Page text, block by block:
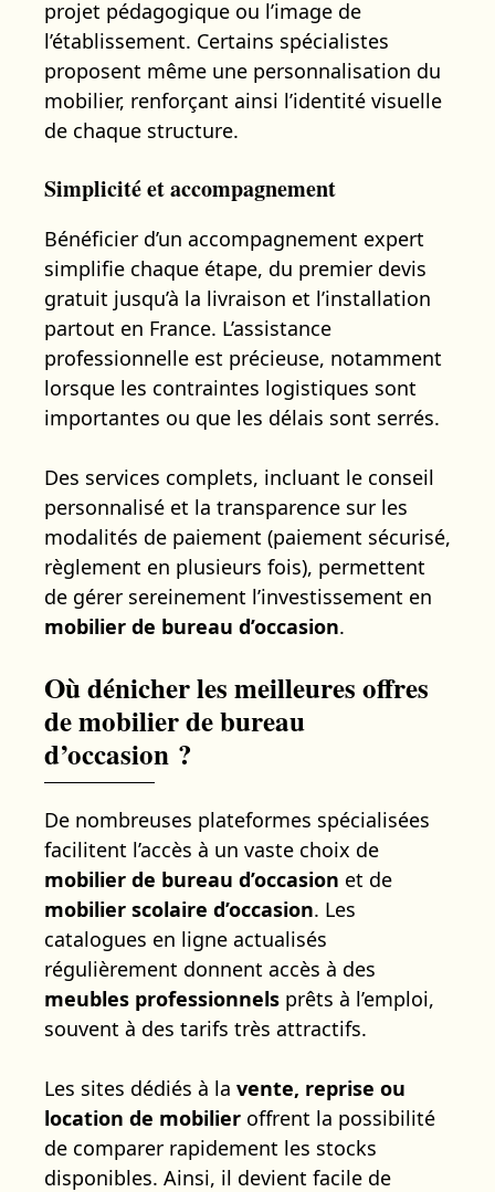
projet pédagogique ou l’image de
l’établissement. Certains spécialistes
proposent même une personnalisation du
mobilier, renforçant ainsi l’identité visuelle
de chaque structure.
Simplicité et accompagnement
Bénéficier d’un accompagnement expert
simplifie chaque étape, du premier devis
gratuit jusqu’à la livraison et l’installation
partout en France. L’assistance
professionnelle est précieuse, notamment
lorsque les contraintes logistiques sont
importantes ou que les délais sont serrés.
Des services complets, incluant le conseil
personnalisé et la transparence sur les
modalités de paiement (paiement sécurisé,
règlement en plusieurs fois), permettent
de gérer sereinement l’investissement en
mobilier de bureau d’occasion.
Où dénicher les meilleures offres
de mobilier de bureau
d’occasion ?
De nombreuses plateformes spécialisées
facilitent l’accès à un vaste choix de
mobilier de bureau d’occasion et de
mobilier scolaire d’occasion. Les
catalogues en ligne actualisés
régulièrement donnent accès à des
meubles professionnels prêts à l’emploi,
souvent à des tarifs très attractifs.
Les sites dédiés à la vente, reprise ou
location de mobilier offrent la possibilité
de comparer rapidement les stocks
disponibles. Ainsi, il devient facile de